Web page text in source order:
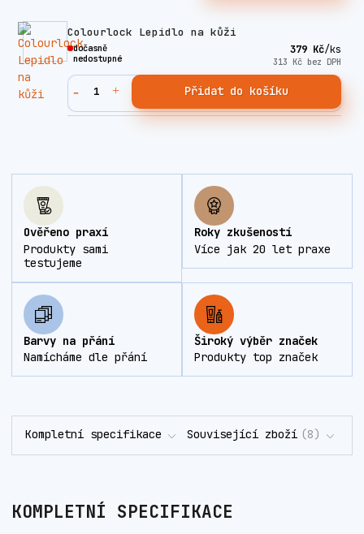
Colourlock Lepidlo na kůži
379 Kč/ks
313 Kč bez DPH
dočasně
nedostupné
Přidat do košíku
Ověřeno praxí
Produkty sami
testujeme
Roky zkušeností
Více jak 20 let praxe
Barvy na přání
Namícháme dle přání
Široký výběr značek
Produkty top značek
Kompletní specifikace Související zboží 8
KOMPLETNÍ SPECIFIKACE